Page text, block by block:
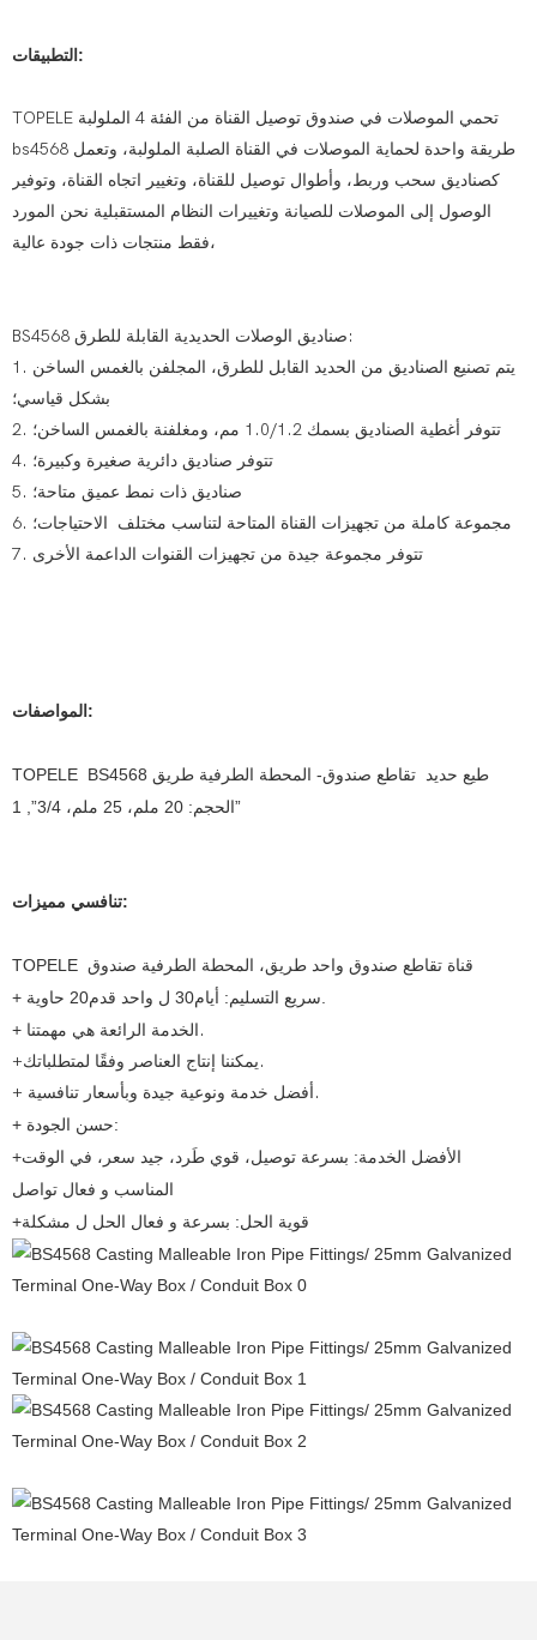
التطبيقات:
TOPELE تحمي الموصلات في صندوق توصيل القناة من الفئة 4 الملولبة
bs4568 طريقة واحدة لحماية الموصلات في القناة الصلبة الملولبة، وتعمل
كصناديق سحب وربط، وأطوال توصيل للقناة، وتغيير اتجاه القناة، وتوفير
الوصول إلى الموصلات للصيانة وتغييرات النظام المستقبلية نحن المورد
فقط منتجات ذات جودة عالية،
BS4568 صناديق الوصلات الحديدية القابلة للطرق:
1. يتم تصنيع الصناديق من الحديد القابل للطرق، المجلفن بالغمس الساخن
المواصفات:
TOPELE BS4568 طيع حديد تقاطع صندوق- المحطة الطرفية طريق
الحجم: 20 ملم، 25 ملم، 3/4”, 1”
تنافسي مميزات:
TOPELE قناة تقاطع صندوق واحد طريق، المحطة الطرفية صندوق
+ سريع التسليم: أيام30 ل واحد قدم20 حاوية.
+
الخدمة الرائعة هي مهمتنا.
+يمكننا إنتاج العناصر وفقًا لمتطلباتك.
+ أفضل خدمة ونوعية جيدة وبأسعار تنافسية.
+ حسن الجودة:
+الأفضل الخدمة: بسرعة توصيل، قوي طَرد، جيد سعر، في الوقت
+قوية الحل: بسرعة و فعال الحل ل مشكلة